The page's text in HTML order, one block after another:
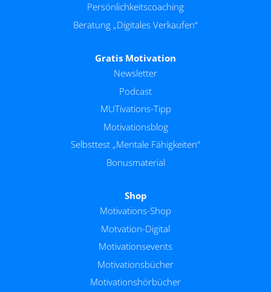
Persönlichkeitscoaching
Beratung „Digitales Verkaufen“
Gratis Motivation
Newsletter
Podcast
MUTivations-Tipp
Motivationsblog
Selbsttest „Mentale Fähigkeiten“
Bonusmaterial
Shop
Motivations-Shop
Motvation-Digital
Motivationsevents
Motivationsbücher
Motivationshörbücher